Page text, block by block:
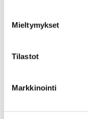
Mieltymykset
Tilastot
Markkinointi
kerrostalokaksiot